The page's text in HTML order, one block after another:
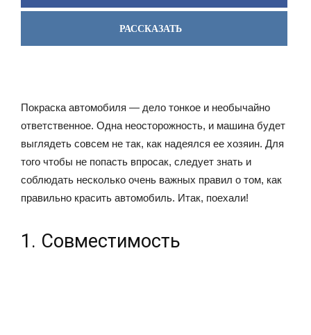
РАССКАЗАТЬ
Покраска автомобиля — дело тонкое и необычайно
ответственное. Одна неосторожность, и машина будет
выглядеть совсем не так, как надеялся ее хозяин. Для
того чтобы не попасть впросак, следует знать и
соблюдать несколько очень важных правил о том, как
правильно красить автомобиль. Итак, поехали!
1. Совместимость